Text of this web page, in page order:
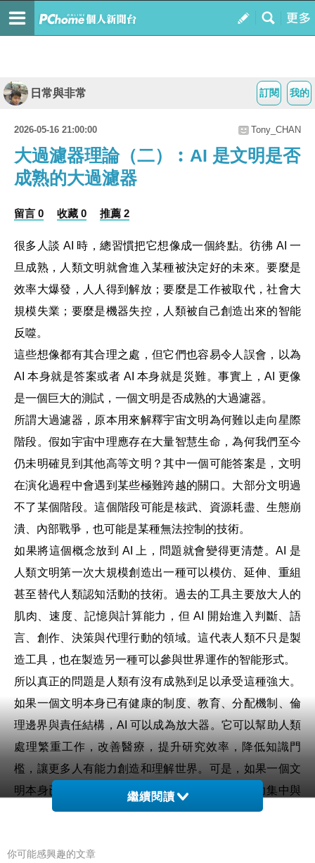
我的
訂閱
日常與非常
2026-05-16 21:00:00 Tony_CHAN
大過濾器理論（二）︰AI 是文明是否
成熟的大過濾器
留言 0 收藏 0 推薦 2
很多人談 AI 時，總習慣把它想像成一個終點。彷彿 AI 一
旦成熟，人類文明就會進入某種被決定好的未來。要麼是
效率大爆發，人人得到解放；要麼是工作被取代，社會大
規模失業；要麼是機器失控，人類被自己創造出來的智能
反噬。
這些想像都有其合理之處，但它們也容易令人誤會，以為
AI 本身就是答案或者 AI 本身就是災難。事實上，AI 更像
是一個巨大的測試，一個文明是否成熟的大過濾器。
所謂大過濾器，原本用來解釋宇宙文明為何難以走向星際
階段。假如宇宙中理應存在大量智慧生命，為何我們至今
仍未明確見到其他高等文明？其中一個可能答案是，文明
在演化過程中會遇到某些極難跨越的關口。大部分文明過
不了某個階段。這個階段可能是核武、資源耗盡、生態崩
潰、內部戰爭，也可能是某種無法控制的技術。
如果將這個概念放到 AI 上，問題就會變得更清楚。AI 是
人類文明第一次大規模創造出一種可以模仿、延伸、重組
甚至替代人類認知活動的技術。過去的工具主要放大人的
肌肉、速度、記憶與計算能力，但 AI 開始進入判斷、語
言、創作、決策與代理行動的領域。這代表人類不只是製
造工具，也在製造另一種可以參與世界運作的智能形式。
所以真正的問題是人類有沒有成熟到足以承受這種強大。
如果一個文明本身已有健康的制度、教育、分配機制、倫
理邊界與責任結構，AI 可以成為放大器。它可以幫助人類
處理繁重工作，改善醫療，提升研究效率，降低知識門
檻，讓更多人有能力創造和理解世界。可是，如果一個文
明本身已經充滿剝削、短期主義、資訊操控、權力集中與
責任逃避，AI 同樣會成為放大器。它會令這些問題以更高
所以 AI 的危險不只是它「太聰明」，更深的危險是它落入
繼續閱讀
你可能感興趣的文章